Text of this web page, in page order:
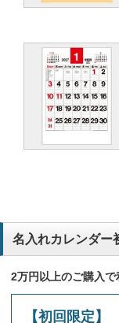
名入れカレンダー
2万円以上のご購入で
【初回限定】